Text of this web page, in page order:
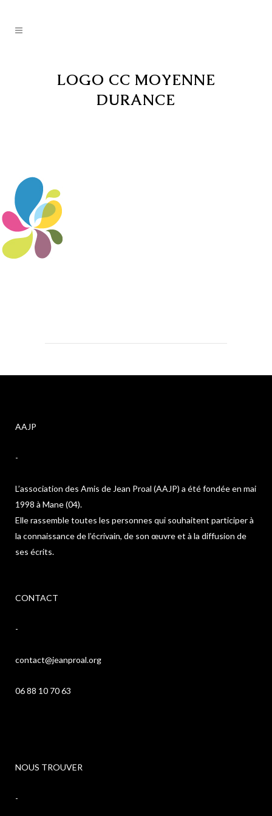
LOGO CC MOYENNE
DURANCE
AAJP
-
L’association des Amis de Jean Proal (AAJP) a été fondée en mai
1998 à Mane (04).
Elle rassemble toutes les personnes qui souhaitent participer à
la connaissance de l’écrivain, de son œuvre et à la diffusion de
ses écrits.
CONTACT
-
contact@jeanproal.org
06 88 10 70 63
NOUS TROUVER
-